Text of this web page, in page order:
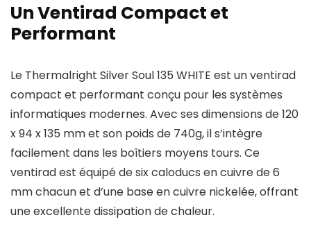
Un Ventirad Compact et
Performant
Le Thermalright Silver Soul 135 WHITE est un ventirad
compact et performant conçu pour les systèmes
informatiques modernes. Avec ses dimensions de 120
x 94 x 135 mm et son poids de 740g, il s’intègre
facilement dans les boîtiers moyens tours. Ce
ventirad est équipé de six caloducs en cuivre de 6
mm chacun et d’une base en cuivre nickelée, offrant
une excellente dissipation de chaleur.